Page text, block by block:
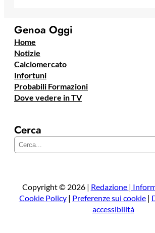
Genoa Oggi
Home
Notizie
Calciomercato
Infortuni
Probabili Formazioni
Dove vedere in TV
Cerca
e
a
Copyright © 2026 | Redazione |
Cookie Policy| Preferenze sui cookie|
accessibilità